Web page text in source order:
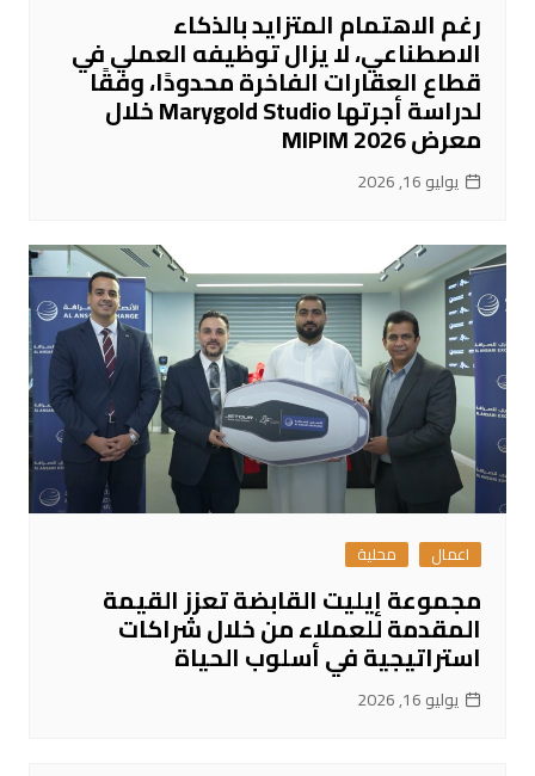
رغم الاهتمام المتزايد بالذكاء
الاصطناعي، لا يزال توظيفه العملي في
قطاع العقارات الفاخرة محدودًا، وفقًا
لدراسة أجرتها Marygold Studio خلال
معرض MIPIM 2026
يوليو 16, 2026
اعمال محلية
مجموعة إيليت القابضة تعزز القيمة
المقدمة للعملاء من خلال شراكات
استراتيجية في أسلوب الحياة
يوليو 16, 2026